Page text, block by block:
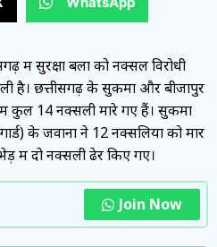
में सुरक्षा बलों को नक्सल विरोधी
है। छत्तीसगढ़ के सुकमा और बीजापुर
14 नक्सली मारे गए हैं। सुकमा
के जवानों ने 12 नक्सलियों को मार
में दो नक्सली ढेर किए गए।
Join Now